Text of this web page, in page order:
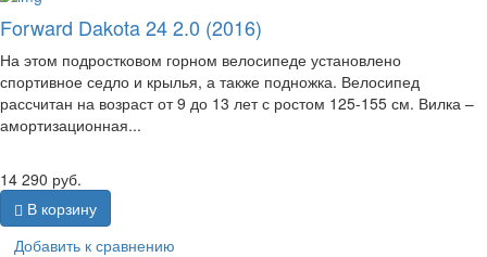
Forward Dakota 24 2.0 (2016)
На этом подростковом горном велосипеде установлено
спортивное седло и крылья, а также подножка. Велосипед
рассчитан на возраст от 9 до 13 лет с ростом 125-155 см. Вилка –
амортизационная...
14 290 руб.
В корзину
Добавить к сравнению